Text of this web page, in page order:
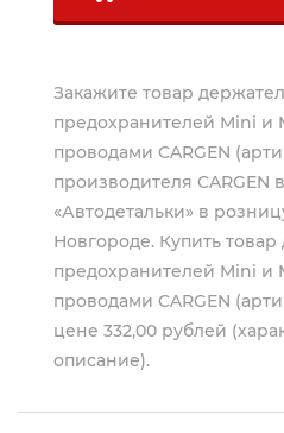
Закажите товар
предохранителей Mini и
проводами CARGEN
производителя CARGEN
«Автодетальки» в
Новгороде. Купить
предохранителей Mini и
проводами CARGEN
цене 332,00 рублей
описание).